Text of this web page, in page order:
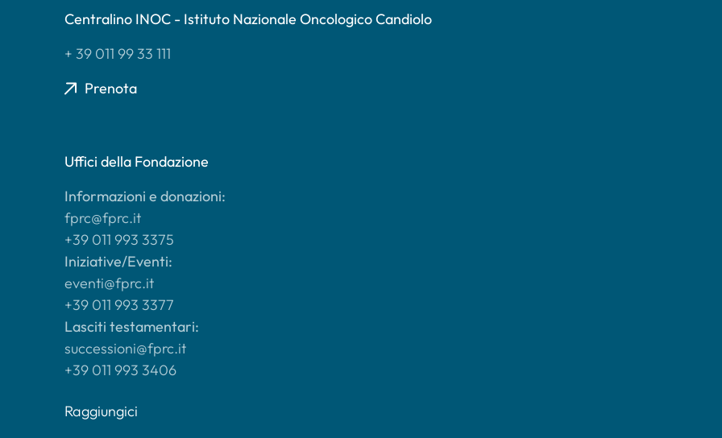
Centralino INOC - Istituto Nazionale Oncologico Candiolo
+ 39 011 99 33 111
Prenota
Uffici della Fondazione
Informazioni e donazioni:
fprc@fprc.it
+39 011 993 3375
Iniziative/Eventi:
eventi@fprc.it
+39 011 993 3377
Lasciti testamentari:
successioni@fprc.it
+39 011 993 3406
Raggiungici